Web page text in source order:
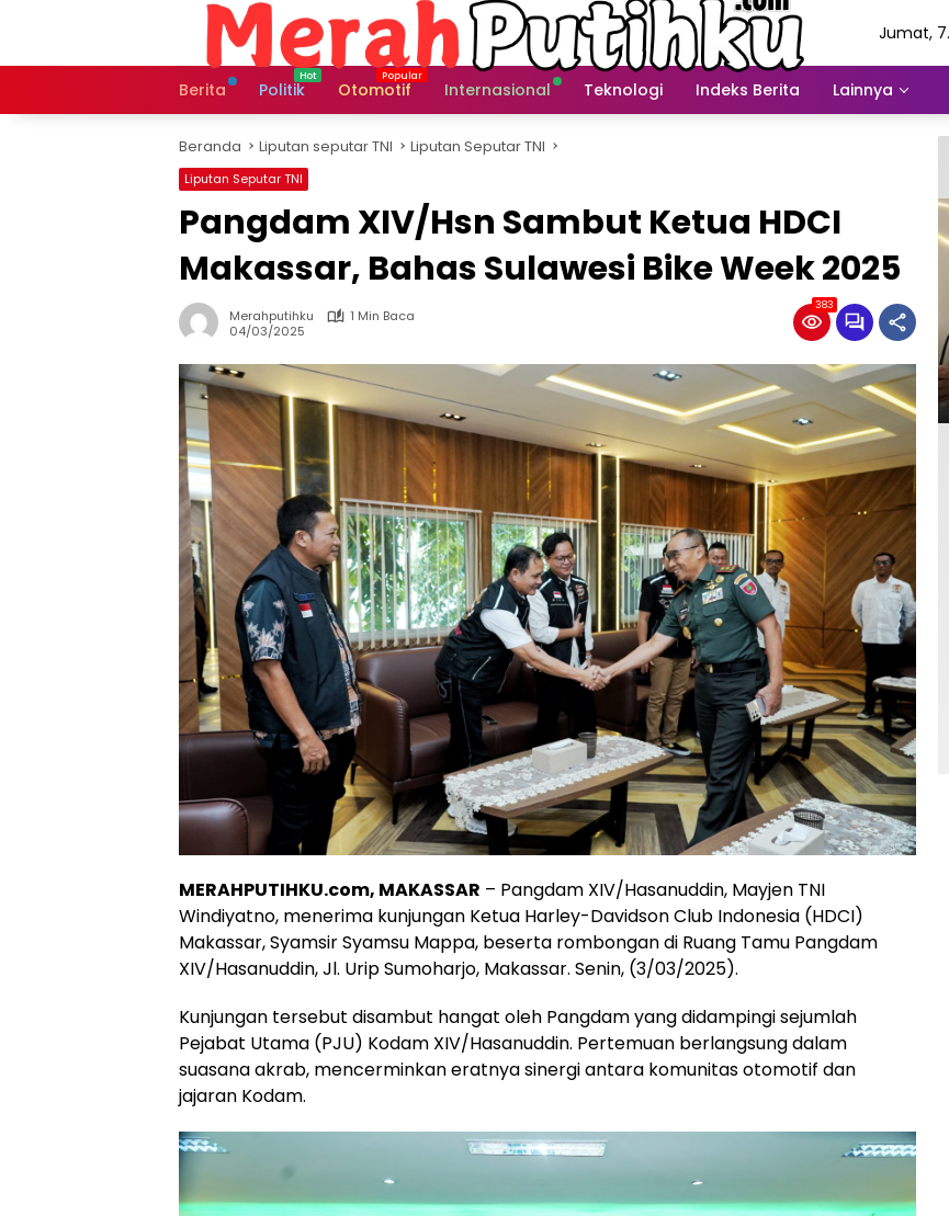
Jumat, 7
Berita
Politik Otomotif Internasional Teknologi Indeks Berita Lainnya
Beranda Liputan seputar TNI Liputan Seputar TNI
Liputan Seputar TNI
Pangdam XIV/Hsn Sambut Ketua HDCI
Makassar, Bahas Sulawesi Bike Week 2025
Merahputihku
1 Min Baca
04/03/2025
383
MERAHPUTIHKU.com, MAKASSAR – Pangdam XIV/Hasanuddin, Mayjen TNI
Windiyatno, menerima kunjungan Ketua Harley-Davidson Club Indonesia (HDCI)
Makassar, Syamsir Syamsu Mappa, beserta rombongan di Ruang Tamu Pangdam
XIV/Hasanuddin, Jl. Urip Sumoharjo, Makassar. Senin, (3/03/2025).
Kunjungan tersebut disambut hangat oleh Pangdam yang didampingi sejumlah
Pejabat Utama (PJU) Kodam XIV/Hasanuddin. Pertemuan berlangsung dalam
suasana akrab, mencerminkan eratnya sinergi antara komunitas otomotif dan
jajaran Kodam.